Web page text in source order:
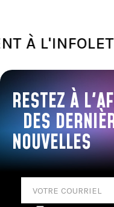
RESTEZ À
DES
NOUVELLES